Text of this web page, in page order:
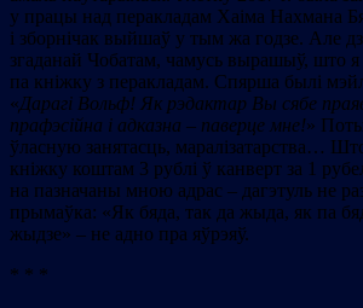
у працы над перакладам Хаіма Нахмана
і зборнічак выйшаў у тым жа годзе. Але
згаданай Чобатам, чамусь вырашыў, што я
па кніжку з перакладам. Cпярша былі
«Дарагі Вольф! Як рэдактар Вы сябе
прафэсійна і адказна – паверце мне!»
ўласную занятасць, маралізатарства…
кніжку коштам 3 рублі ў канверт за 1
на пазначаны мною адрас – дагэтуль не
прымаўка: «Як бяда, так да жыда, як па
жыдзе» – не адно пра яўрэяў.
* * *